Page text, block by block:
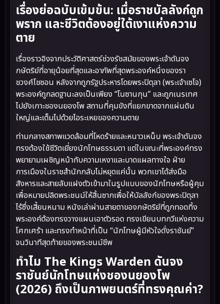
เรื่องย่อฉบับเข้มข้น: เมื่อราชบัลลังก์ถูก
พราก และชีวิตต้องอยู่ใต้เงาแห่งความ
ตาย
เรื่องราวอิงจากประวัติศาสตร์ช่วงรัชสมัยของพระเจ้าดันจง
กษัตริย์ที่อายุน้อยที่สุดและอาภัพที่สุดพระองค์หนึ่งของรา
ชวงศ์โชซอน หลังจากถูกรัฐประหารโดยพระปิตุลา (พระเจ้าเซโจ)
พระองค์ถูกลดฐานะลงเป็นเพียง “โนซานกุน” และถูกเนรเทศ
ไปยังเกาะชองนยองโพ สถานที่คุมขังที่แยกขาดจากแผ่นดิน
ใหญ่และเต็มไปด้วยไอระเหยของความตาย
ท่ามกลางสภาพแวดล้อมที่โหดร้ายและหนาวเหน็บ พระเจ้าดันจง
ทรงต้องใช้ชีวิตเยี่ยงนักโทษธรรมดา แต่ในขณะที่พระองค์ทรง
พยายามเผชิญหน้ากับความเหงาและบาดแผลทางใจ ฝ่าย
การเมืองในราชสำนักกลับไม่หยุดแค่นั้น พวกเขาได้ส่งมือ
สังหารและสายลับแฝงตัวเข้ามาในรูปแบบของนักโทษหรือผู้คุม
เพื่อหมายปลิดพระชนม์ให้สิ้นซากเพื่อให้บัลลังก์ของพระปิตุลา
ไร้ซึ่งเสี้ยนหนาม หนังเล่าผ่านสายตาของกษัตริย์ที่ถูกทอดทิ้ง
พระองค์ต้องทรงวางแผนเอาตัวรอด ทรงเขียนบทกวีแห่งความ
โศกเศร้า และทรงทำหน้าที่เป็น “นักโทษผู้มีหัวใจดั่งราชันย์”
จนวินาทีสุดท้ายของพระชนม์ชีพ
ทำไม The Kings Warden ดันจง
ราชันย์นักโทษแห่งชองนยองโพ
(2026) ถึงเป็นภาพยนตร์ที่ทรงคุณค่า?